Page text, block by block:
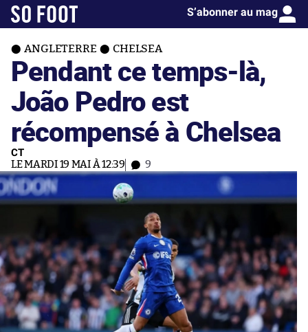
S’abonner au mag
ANGLETERRE CHELSEA
Pendant ce temps-là,
João Pedro est
récompensé à Chelsea
CT
LE MARDI 19 MAI À 12:39 9